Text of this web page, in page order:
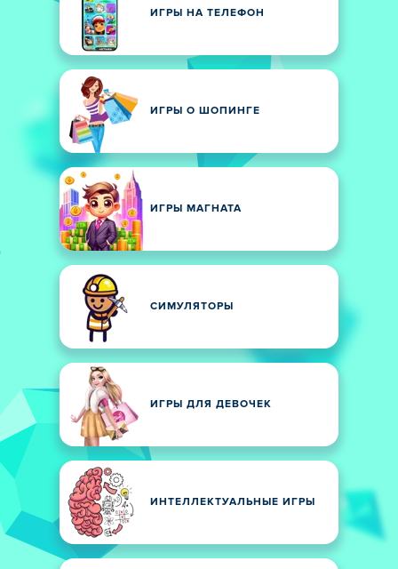
ИГРЫ НА ТЕЛЕФОН
ИГРЫ О ШОПИНГЕ
ИГРЫ МАГНАТА
СИМУЛЯТОРЫ
ИГРЫ ДЛЯ ДЕВОЧЕК
ИНТЕЛЛЕКТУАЛЬНЫЕ ИГРЫ